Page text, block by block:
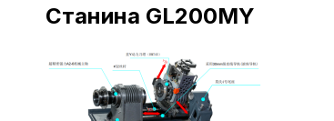
Станина GL200MY